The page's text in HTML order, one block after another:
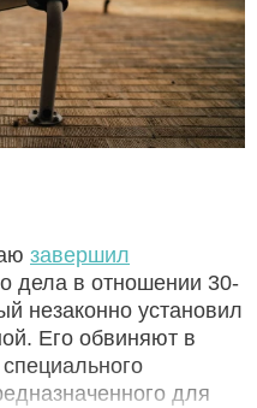
завершил
дела в отношении 30-
незаконно установил
Его обвиняют в
для